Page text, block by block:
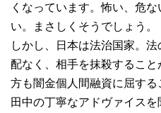
くなっています。怖い、危
い。まさしくそうでしょう。
しかし、日本は法治国家。
配なく、相手を抹殺するこ
方も闇金個人間融資に屈する
田中の丁寧なアドヴァイス